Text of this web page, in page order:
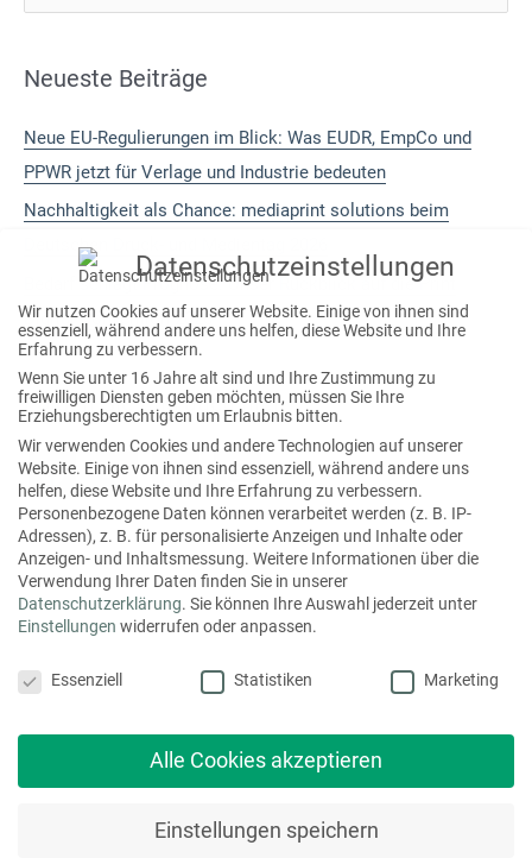
h
n
n
a
:
Neueste Beiträge
Neue EU-Regulierungen im Blick: Was EUDR, EmpCo und
PPWR jetzt für Verlage und Industrie bedeuten
Nachhaltigkeit als Chance: mediaprint solutions beim
Deutschen Druck- und Medientag 2026
Bedarf schlägt Prognose: Unser Rückblick auf die Print
Digital Convention 2026
Folgen Sie uns auch hier
f
a
c
e
b
o
o
x
i
n
g
l
i
n
k
e
d
i
n
s
t
a
g
r
m
Hier erreichen Sie uns:
mediaprint solutions GmbH
T+49 (0) 5251 522-300
info@mediaprint.de
Datenschutzeinstellungen
Wir nutzen Cookies auf unserer Website. Einige von ihnen sind
essenziell, während andere uns helfen, diese Website und Ihre
Erfahrung zu verbessern.
Wenn Sie unter 16 Jahre alt sind und Ihre Zustimmung zu
freiwilligen Diensten geben möchten, müssen Sie Ihre
Erziehungsberechtigten um Erlaubnis bitten.
Wir verwenden Cookies und andere Technologien auf unserer
Website. Einige von ihnen sind essenziell, während andere uns
helfen, diese Website und Ihre Erfahrung zu verbessern.
Personenbezogene Daten können verarbeitet werden (z. B. IP-
Adressen), z. B. für personalisierte Anzeigen und Inhalte oder
Anzeigen- und Inhaltsmessung. Weitere Informationen über die
Verwendung Ihrer Daten finden Sie in unserer
Datenschutzerklärung. Sie können Ihre Auswahl jederzeit unter
Einstellungen widerrufen oder anpassen.
Essenziell
Statistiken Marketing
Alle Cookies akzeptieren
Einstellungen speichern